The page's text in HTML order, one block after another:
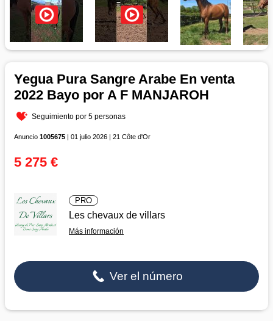
Yegua Pura Sangre Arabe En venta
2022 Bayo por A F MANJAROH
Seguimiento por 5 personas
Anuncio 1005675 | 01 julio 2026 | 21 Côte d'Or
5 275 €
PRO
Les chevaux de villars
Más información
Ver el número